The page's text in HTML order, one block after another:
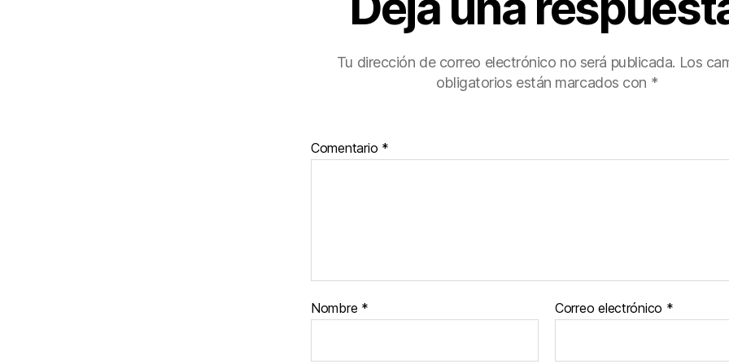
Tu dirección de correo electrónico no será publicada. Los
obligatorios están marcados con *
Comentario *
Nombre * Correo electrónico *